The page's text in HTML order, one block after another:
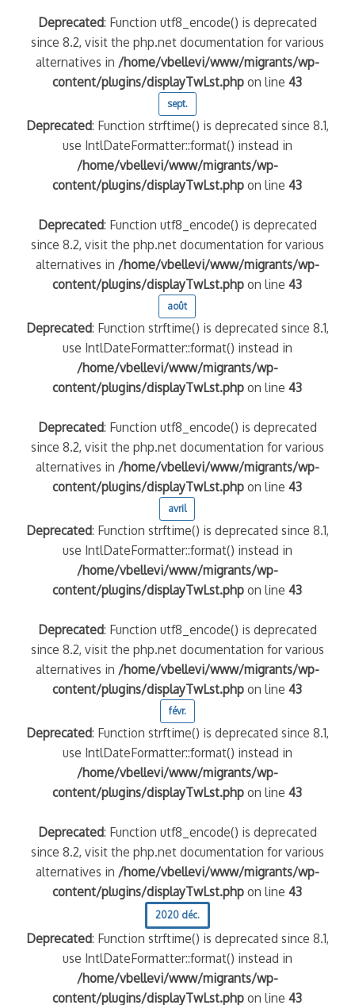
Deprecated: Function utf8_encode() is deprecated
since 8.2, visit the php.net documentation for various
alternatives in /home/vbellevi/www/migrants/wp-
content/plugins/displayTwLst.php on line43
sept.
Deprecated: Function strftime() is deprecated since 8.1,
use IntlDateFormatter::format() instead in
/home/vbellevi/www/migrants/wp-
content/plugins/displayTwLst.php on line43
Deprecated: Function utf8_encode() is deprecated
since 8.2, visit the php.net documentation for various
alternatives in /home/vbellevi/www/migrants/wp-
content/plugins/displayTwLst.php on line43
août
Deprecated: Function strftime() is deprecated since 8.1,
use IntlDateFormatter::format() instead in
/home/vbellevi/www/migrants/wp-
content/plugins/displayTwLst.php on line43
Deprecated: Function utf8_encode() is deprecated
since 8.2, visit the php.net documentation for various
alternatives in /home/vbellevi/www/migrants/wp-
content/plugins/displayTwLst.php on line43
avril
Deprecated: Function strftime() is deprecated since 8.1,
use IntlDateFormatter::format() instead in
/home/vbellevi/www/migrants/wp-
content/plugins/displayTwLst.php on line43
Deprecated: Function utf8_encode() is deprecated
since 8.2, visit the php.net documentation for various
alternatives in /home/vbellevi/www/migrants/wp-
content/plugins/displayTwLst.php on line43
févr.
Deprecated: Function strftime() is deprecated since 8.1,
use IntlDateFormatter::format() instead in
/home/vbellevi/www/migrants/wp-
content/plugins/displayTwLst.php on line43
Deprecated: Function utf8_encode() is deprecated
since 8.2, visit the php.net documentation for various
alternatives in /home/vbellevi/www/migrants/wp-
content/plugins/displayTwLst.php on line43
2020 déc.
Deprecated: Function strftime() is deprecated since 8.1,
use IntlDateFormatter::format() instead in
/home/vbellevi/www/migrants/wp-
content/plugins/displayTwLst.php on line43